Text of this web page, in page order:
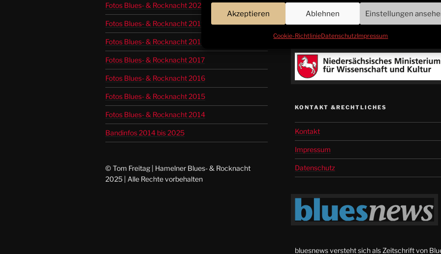
Akzeptieren Ablehnen Einstellungen
Cookie-RichtlinieDatenschutzImpressum
Fotos Blues- & Rocknacht 2021
Fotos Blues- & Rocknacht 2019
Fotos Blues- & Rocknacht 2018
Fotos Blues- & Rocknacht 2017
Fotos Blues- & Rocknacht 2016
Fotos Blues- & Rocknacht 2015
Fotos Blues- & Rocknacht 2014
Bandinfos 2014 bis 2025
© Tom Freitag | Hamelner Blues- & Rocknacht
2025 | Alle Rechte vorbehalten
KONTAKT &RECHTLICHES
Kontakt
Impressum
Datenschutz
bluesnews versteht sich als Zeitschrift von